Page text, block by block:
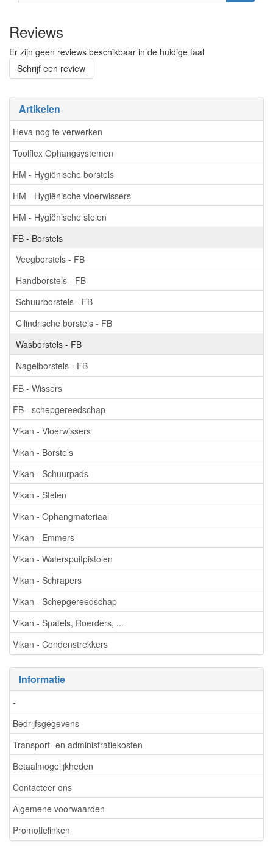
Artikelen
Heva nog te verwerken
Toolflex Ophangsystemen
HM - Hygiënische borstels
HM - Hygiënische vloerwissers
HM - Hygiënische stelen
FB - Borstels
Veegborstels - FB
Handborstels - FB
Schuurborstels - FB
Cilindrische borstels - FB
Wasborstels - FB
Nagelborstels - FB
FB - Wissers
FB - schepgereedschap
Vikan - Vloerwissers
Vikan - Borstels
Vikan - Schuurpads
Vikan - Stelen
Vikan - Ophangmateriaal
Vikan - Emmers
Vikan - Waterspuitpistolen
Vikan - Schrapers
Vikan - Schepgereedschap
Vikan - Spatels, Roerders, ...
Vikan - Condenstrekkers
Informatie
-
Bedrijfsgegevens
Transport- en administratiekosten
Betaalmogelijkheden
Contacteer ons
Algemene voorwaarden
Promotielinken
Reviews
Er zijn geen reviews beschikbaar in de huidige taal
Schrijf een review